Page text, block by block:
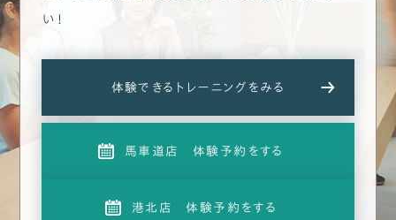
い！
体験できるトレーニングをみる
馬車道店 体験予約をする
港北店 体験予約をする